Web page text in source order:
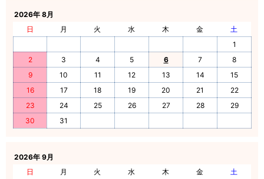
2026年 8月
日
月 火 水 木 金
土
1
2
3 4 5 6 7
8
9
10 11 12 13 14
15
16
17 18 19 20 21
22
23
24 25 26 27 28
29
30
31
2026年 9月
日
月 火 水 木 金 土